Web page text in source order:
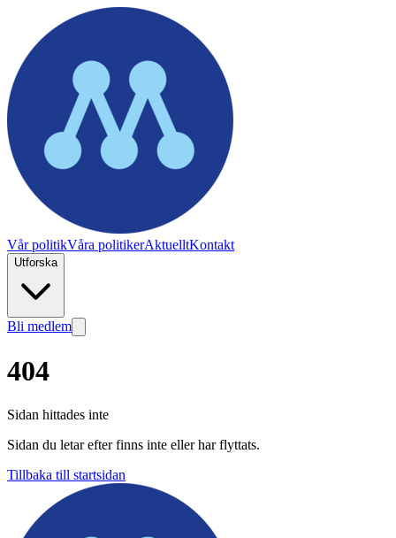
Vår politikVåra politikerAktuelltKontakt
Utforska
Bli medlem
404
Sidan hittades inte
Sidan du letar efter finns inte eller har flyttats.
Tillbaka till startsidan